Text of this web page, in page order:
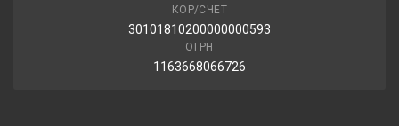
КОР/СЧЁТ
30101810200000000593
ОГРН
1163668066726